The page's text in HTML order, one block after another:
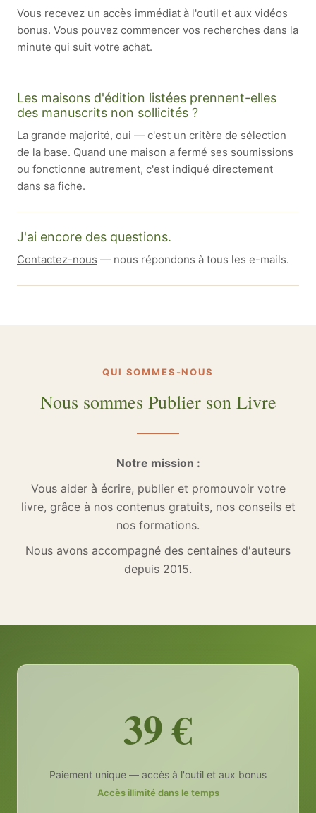
Vous recevez un accès immédiat à l'outil et aux vidéos
bonus. Vous pouvez commencer vos recherches dans la
minute qui suit votre achat.
Les maisons d'édition listées prennent-elles
des manuscrits non sollicités ?
La grande majorité, oui — c'est un critère de sélection
de la base. Quand une maison a fermé ses soumissions
ou fonctionne autrement, c'est indiqué directement
dans sa fiche.
J'ai encore des questions.
Contactez-nous — nous répondons à tous les e-mails.
QUI SOMMES-NOUS
Nous sommes Publier son Livre
Notre mission :
Vous aider à écrire, publier et promouvoir votre
livre, grâce à nos contenus gratuits, nos conseils et
nos formations.
Nous avons accompagné des centaines d'auteurs
depuis 2015.
39 €
Paiement unique — accès à l'outil et aux bonus
Accès illimité dans le temps